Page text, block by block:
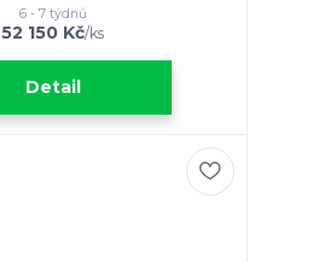
52 150 Kč/ks
6 - 7 týdnů
Detail